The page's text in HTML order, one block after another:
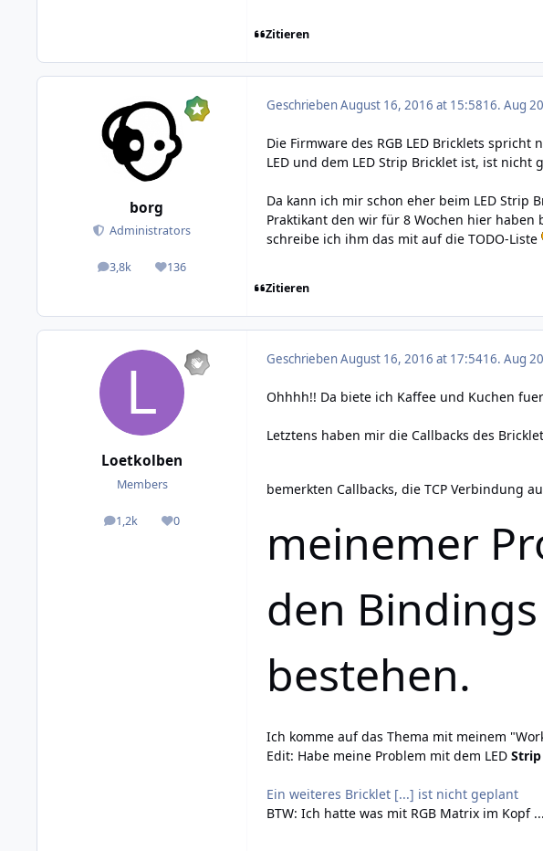
Zitieren
borg
Administrators
3,8k
posts 136
Reputation
GeschriebenAugust 16, 2016 at 15:5816. Aug
Die Firmware des RGB LED Bricklets
LED und dem LED Strip Bricklet ist, ist nicht
Da kann ich mir schon eher beim LED Strip
Praktikant den wir für 8 Wochen hier haben
schreibe ich ihm das mit auf die TODO-Liste
Zitieren
Loetkolben
Members
1,2k
posts 0
Reputation
GeschriebenAugust 16, 2016 at 17:5416. Aug
Ohhhh!! Da biete ich Kaffee und Kuchen
Letztens haben mir die Callbacks des
bemerkten Callbacks, die TCP Verbindung
meinemer
den
bestehen.
Ich komme auf das Thema mit meinem
Edit: Habe meine Problem mit dem LED Strip
Ein weiteres Bricklet [...] ist nicht geplant
BTW: Ich hatte was mit RGB Matrix im Kopf